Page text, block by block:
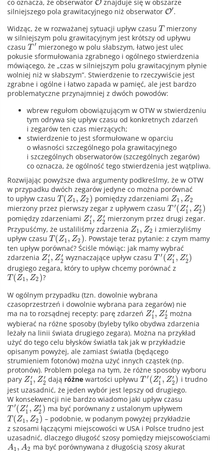
co oznacza, że obserwator O znajduje się w obszarze
silniejszego pola grawitacyjnego niż obserwator O′.
Widząc, że w rozważanej sytuacji upływ czasu T mierzony
w silniejszym polu grawitacyjnym jest krótszy od upływu
czasu T ′ mierzonego w polu słabszym, łatwo jest ulec
pokusie sformułowania zgrabnego i ogólnego stwierdzenia
mówiącego, że „czas w silniejszym polu grawitacyjnym płynie
wolniej niż w słabszym”. Stwierdzenie to rzeczywiście jest
zgrabne i ogólne i łatwo zapada w pamięć, ale jest bardzo
problematyczne przynajmniej z dwóch powodów:
wbrew regułom obowiązującym w OTW w stwierdzeniu
tym odrywa się upływ czasu od konkretnych zdarzeń
i zegarów ten czas mierzących;
stwierdzenie to jest sformułowane w oparciu
o własności szczególnego pola grawitacyjnego
i szczególnych obserwatorów (szczególnych zegarów)
co oznacza, że ogólność tego stwierdzenia jest wątpliwa.
Rozwijając powyższe dwa argumenty podkreślmy, że w OTW
w przypadku dwóch zegarów jedyne co można porównać
to upływ czasu T (Z1, Z2 ) pomiędzy zdarzeniami Z1 , Z2
mierzony przez pierwszy zegar z upływem czasu T ′(Z ′
1 , Z′
2 )
pomiędzy zdarzeniami Z ′
1 , Z′
2 mierzonym przez drugi zegar.
Przypuśćmy, że ustaliliśmy zdarzenia Z1, Z2 i zmierzyliśmy
upływ czasu T (Z1 , Z2 ). Powstaje teraz pytanie: z czym mamy
ten upływ porównać? Ściśle mówiąc: jak mamy wybrać
zdarzenia Z ′
1 , Z′
2 wyznaczające upływ czasuT ′ (Z′
1 , Z′
2)
drugiego zegara, który to upływ chcemy porównać z
T (Z1, Z2 )?
W ogólnym przypadku (tzn. dowolnie wybrana
czasoprzestrzeń i dowolnie wybrana para zegarów) nie
ma na to rozsądnej recepty: parę zdarzeń Z ′
1, Z′
2 można
wybierać na różne sposoby (byleby tylko obydwa zdarzenia
leżały na linii świata drugiego zegara). Można na przykład
użyć do tego celu błysków światła tak jak w przykładzie
opisanym powyżej, ale zamiast światła (będącego
strumieniem fotonów) można użyć innych cząstek (np.
protonów). Problem polega na tym, że różne sposoby wyboru
pary Z ′
1 , Z′
2 dają różne wartości upływuT ′ (Z′
1 , Z′
2) i trudno
jest uzasadnić, że jeden wybór jest lepszy od drugiego.
W konsekwencji nie bardzo wiadomo jaki upływ czasu
T ′(Z ′
1 , Z′
2 ) ma być porównany z ustalonym upływem
T (Z1 , Z2 ) – podobnie, w podanym powyżej przykładzie
z szosami łączącymi miejscowości w USA i Polsce trudno jest
uzasadnić, dlaczego długość szosy pomiędzy miejscowościami
A1, A2 ma być porównywana z długością szosy akurat